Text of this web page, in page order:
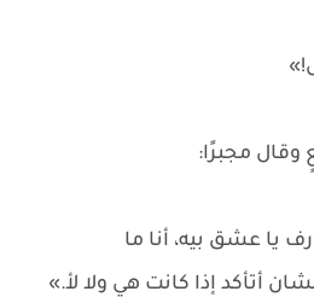
وقال مجبرًا:
عشق بيه، أنا ما
أتأكد إذا كانت هي ولا لأ.»